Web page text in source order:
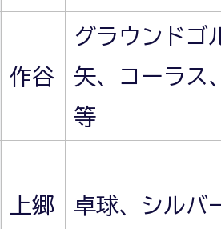
作谷
グラウンドゴ
矢、コーラス
等
上郷 卓球、シルバ